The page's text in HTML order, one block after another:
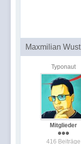
Maxmilian Wust
Typonaut
Mitglieder
416 Beiträge